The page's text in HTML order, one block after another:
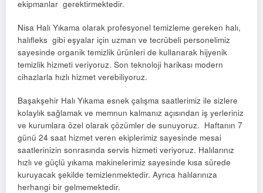
ekipmanlar gerektirmektedir.
Nisa Halı Yıkama olarak profesyonel temizleme gereken halı,
halıfleks gibi eşyalar için uzman ve tecrübeli personelimiz
sayesinde organik temizlik ürünleri de kullanarak hijyenik
temizlik hizmeti veriyoruz. Son teknoloji harikası modern
cihazlarla hızlı hizmet verebiliyoruz.
Başakşehir Halı Yıkama esnek çalışma saatlerimiz ile sizlere
kolaylık sağlamak ve memnun kalmanız açısından iş yerleriniz
ve kurumlara özel olarak çözümler de sunuyoruz. Haftanın 7
günü 24 saat hizmet veren ekiplerimiz sayesinde mesai
saatlerinizin sonrasında servis hizmeti veriyoruz. Halılarınız
hızlı ve güçlü yıkama makinelerimiz sayesinde kısa sürede
kuruyacak şekilde temizlenmektedir. Ayrıca halılarınıza
herhangi bir gelmemektedir.